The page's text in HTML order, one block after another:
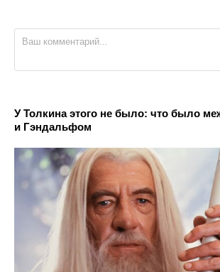
У Толкина этого не было: что было
и Гэндальфом